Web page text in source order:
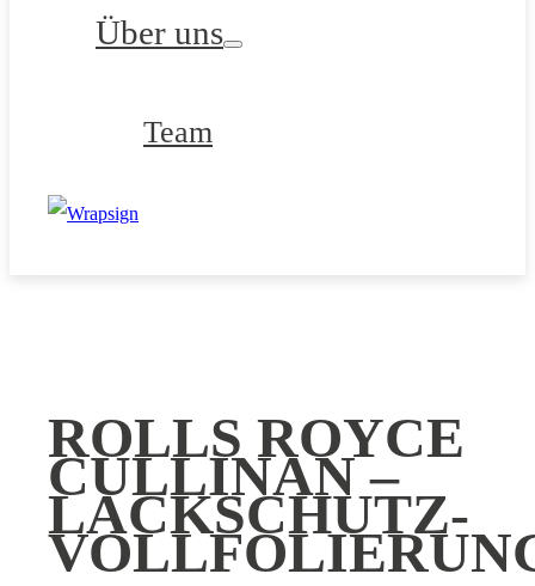
Über uns
Team
ROLLS ROYCE
CULLINAN –
LACKSCHUTZ-